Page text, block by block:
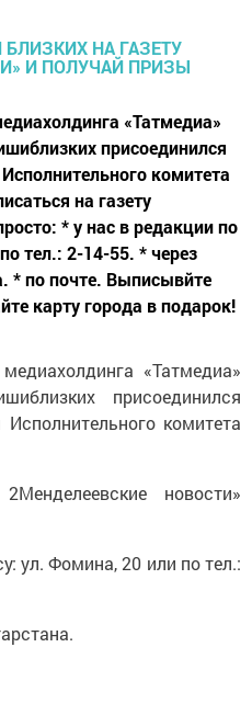
«Татмедиа»
присоединился
комитета
на газету
* у нас в редакции по
тел.: 2-14-55. * через
* по почте. Выписывйте
карту города в подарок!
«Татмедиа»
присоединился
комитета
новости»
ул. Фомина, 20 или по тел.: